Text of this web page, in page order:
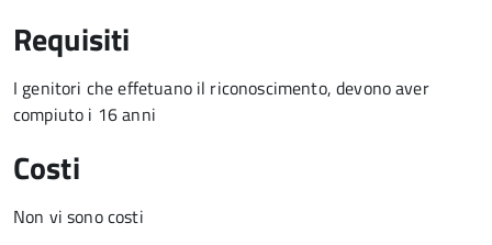
Requisiti
I genitori che effetuano il riconoscimento, devono aver
compiuto i 16 anni
Costi
Non vi sono costi